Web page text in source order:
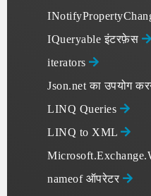
IQueryable इंटरफ़ेस
iterators
Json.net का उपयोग
LINQ Queries
LINQ to XML
nameof ऑपरेटर